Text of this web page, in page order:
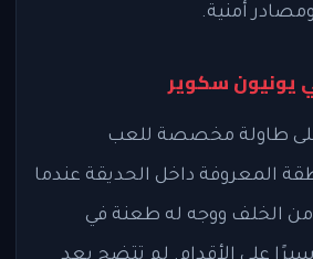
أمنية.
يونيون سكوير
طاولة مخصصة للعب
المعروفة داخل الحديقة عندما
الخلف ووجه له طعنة في